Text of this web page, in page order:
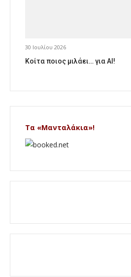
30 Ιουλίου 2026
Κοίτα ποιος μιλάει… για AI!
Τα «Μανταλάκια»!